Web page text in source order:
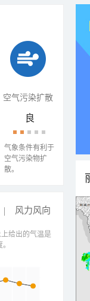
空气污染扩散
良
气象条件有利于
空气污染物扩
散。
风力风向
给出的气温是